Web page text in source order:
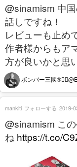
@sinamism 中
話しですね！
レビューも止め
作者様からもア
方が良いかと思
ボンバー三國
@sinamism こ
ね https://t.co/
mankiti フォローする 2019-